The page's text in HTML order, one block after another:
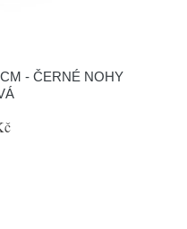
- ČERNÉ NOHY